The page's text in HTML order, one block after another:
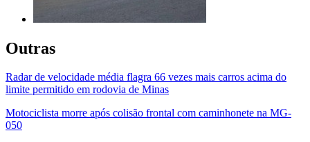
Outras
Radar de velocidade média flagra 66 vezes mais carros acima do
limite permitido em rodovia de Minas
Motociclista morre após colisão frontal com caminhonete na MG-
050